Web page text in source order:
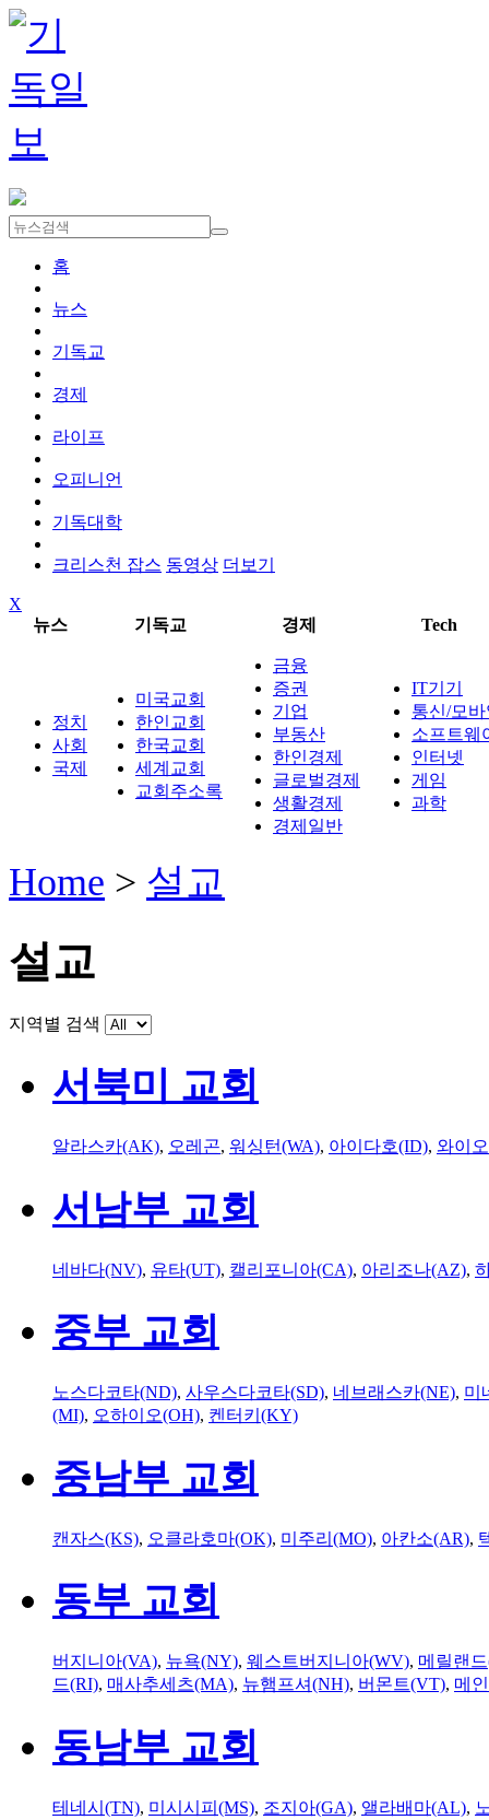
홈
뉴스
기독교
경제
라이프
오피니언
기독대학
크리스천 잡스 동영상 더보기
X
뉴스
기독교 경제 Tech
정치
사회
국제
미국교회
한인교회
한국교회
세계교회
교회주소록
금융
증권
기업
부동산
한인경제
글로벌경제
생활경제
경제일반
IT기기
통신/모
소프트웨
인터넷
게임
과학
Home > 설교
설교
지역별 검색
서북미 교회
알라스카(AK), 오레곤, 워싱턴(WA), 아이다호(ID), 와이
서남부 교회
네바다(NV), 유타(UT), 캘리포니아(CA), 아리조나(AZ),
중부 교회
노스다코타(ND), 사우스다코타(SD), 네브래스카(NE), 미
(MI), 오하이오(OH), 켄터키(KY)
중남부 교회
캔자스(KS), 오클라호마(OK), 미주리(MO), 아칸소(AR),
동부 교회
버지니아(VA), 뉴욕(NY), 웨스트버지니아(WV), 메릴랜
드(RI), 매사추세츠(MA), 뉴햄프셔(NH), 버몬트(VT), 메
동남부 교회
테네시(TN), 미시시피(MS), 조지아(GA), 앨라배마(AL),